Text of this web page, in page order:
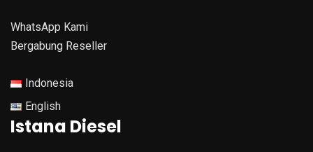
WhatsApp Kami
Bergabung Reseller
Indonesia
English
Istana Diesel